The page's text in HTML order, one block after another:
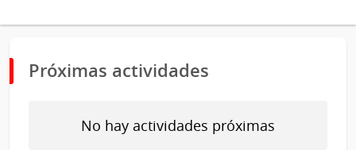
Próximas actividades
No hay actividades próximas